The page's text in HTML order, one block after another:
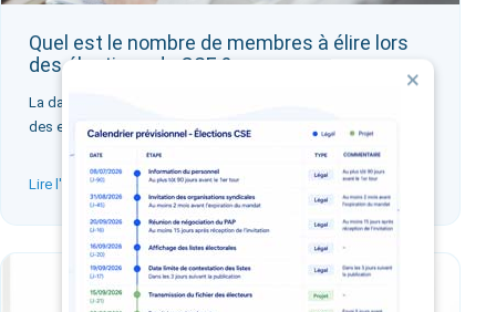
Quel est le nombre de membres à élire lors
des élections du CSE ?
La date du 1er janvier 2020 est une date marquante dans la vie
des entreprises…
Lire l'article